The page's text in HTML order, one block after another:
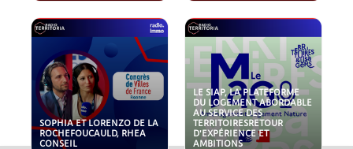
SOPHIA ET LORENZO DE LA
ROCHEFOUCAULD, RHEA
CONSEIL
LE SIAP, LA PLATEFORME
DU LOGEMENT ABORDABLE
AU SERVICE DES
TERRITOIRESRETOUR
D'EXPÉRIENCE ET
AMBITIONS